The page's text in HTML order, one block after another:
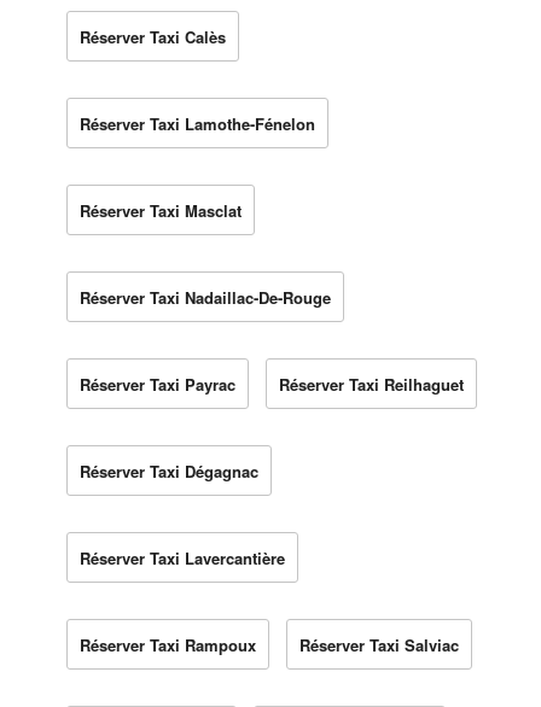
Réserver Taxi Calès
Réserver Taxi Lamothe-Fénelon
Réserver Taxi Masclat
Réserver Taxi Nadaillac-De-Rouge
Réserver Taxi Payrac Réserver Taxi Reilhaguet
Réserver Taxi Dégagnac
Réserver Taxi Lavercantière
Réserver Taxi Rampoux Réserver Taxi Salviac